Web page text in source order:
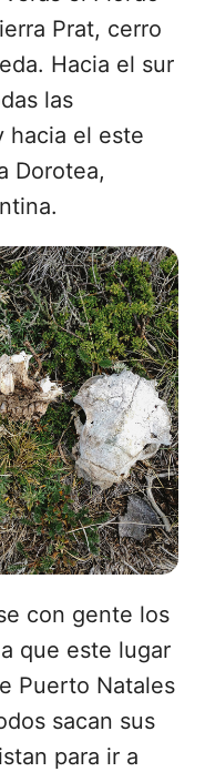
Prat, cerro
Hacia el sur
las
hacia el este
Dorotea,
con gente los
que este lugar
Puerto Natales
sacan sus
para ir a